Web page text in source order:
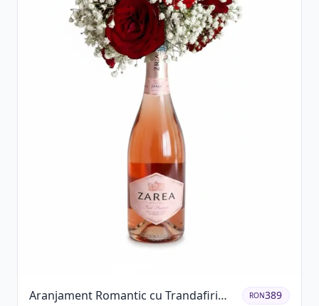
Aranjament Romantic cu Trandafiri
RON389